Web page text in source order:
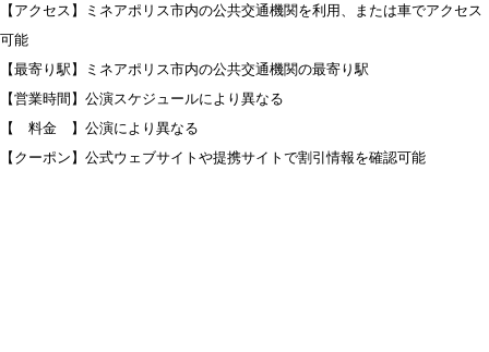
【アクセス】ミネアポリス市内の公共交通機関を利用、または車でアクセス
可能
【最寄り駅】ミネアポリス市内の公共交通機関の最寄り駅
【営業時間】公演スケジュールにより異なる
【 料金 】公演により異なる
【クーポン】公式ウェブサイトや提携サイトで割引情報を確認可能